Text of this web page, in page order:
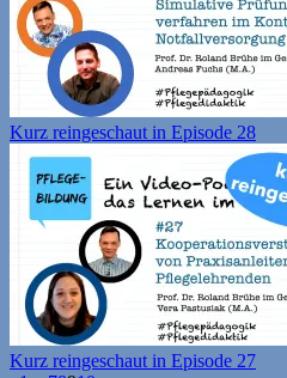
Kurz reingeschaut in Episode 28
Kurz reingeschaut in Episode 27